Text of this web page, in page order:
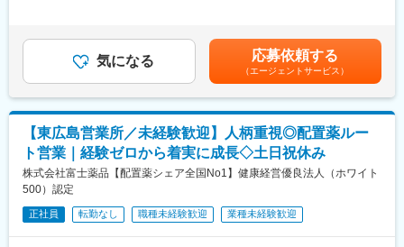
個人ノルマはなく、チーム全体で目標達成を目指す「共創スタイ
ル」。チーム目標達成に応じたインセンティブや年2回の賞与があ
り、日々の頑張りをしっかり還元します。
【当社について】
ひざの関節痛を専門とするクリニックを運営しており、脂肪幹細
胞を使用した再生医療・血液を使用して侵襲性を抑えた治療な
ど、従来の人工膝関節置換術やヒアルロン酸注入での治療とは異
なる、高水準かつ最先端の再生治療を提供しています。
進めていきます。対応する求職者は月15名程で、メイン業務は
「電話での顧客折衝」です。
ペアの営業職と共通の売上予算をもち、以下業務をご担当いただ
件ヒアリング、情報提供
・求職者フォロー：求人連絡や状況確認、面接対策アドバイス、
医療機関への人材提案
・事務サポート：求職者/医療機関の情報データ入力、更新
※配属先の広島支店には営業6名、本ポジション4名（20～30代）
が所属
■業務の特徴
上記想定年収は、残業代30Hを含んだモデルです。残業代は1分単
位で支給します賃金はあくまでも目安の金額であり、選考を通じ
て上下する可能性があります。月給(月額)は固定手当を含めた表記
です。
気になる 応募依頼する
（エージェントサービス）
【東広島営業所／未経験歓迎】人柄重視◎配置薬ルー
ト営業｜経験ゼロから着実に成長◇土日祝休み
株式会社富士薬品【配置薬シェア全国No1】健康経営優良法人（ホワイト
500）認定
正社員 転勤なし 職種未経験歓迎 業種未経験歓迎